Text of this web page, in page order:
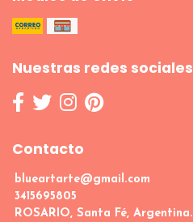
Nuestras redes sociales
Contacto
blueartarte@gmail.com
3415695805
ROSARIO, Santa Fé, Argentina.